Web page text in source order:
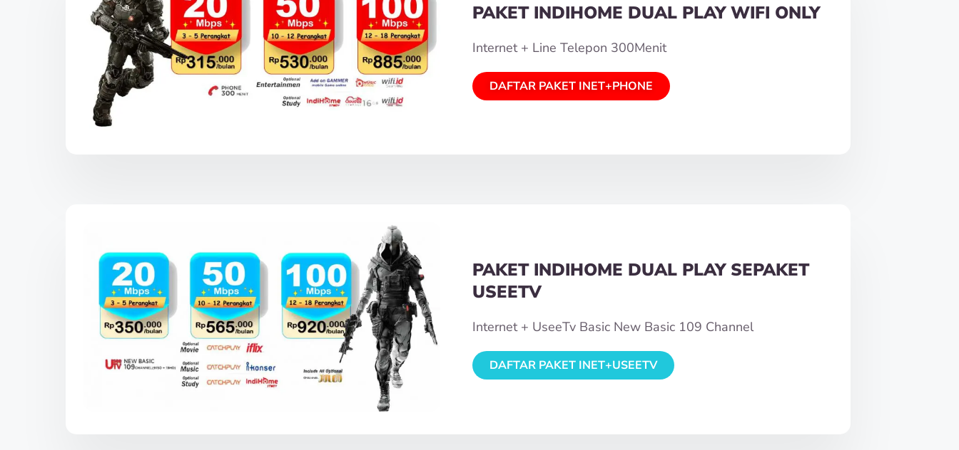
PAKET INDIHOME DUAL PLAY WIFI ONLY
Internet + Line Telepon 300Menit
DAFTAR PAKET INET+PHONE
PAKET INDIHOME DUAL PLAY SEPAKET
USEETV
Internet + UseeTv Basic New Basic 109 Channel
DAFTAR PAKET INET+USEETV